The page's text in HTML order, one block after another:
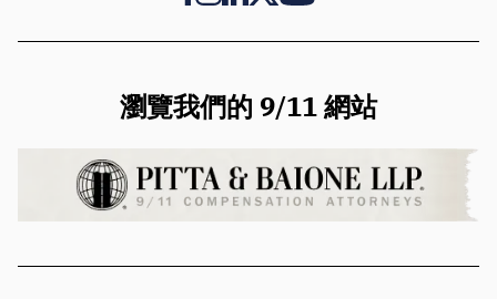
瀏覽我們的 9/11 網站